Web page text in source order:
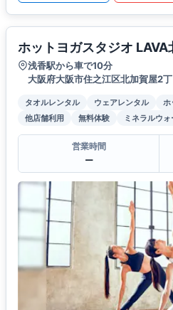
ホットヨガスタジオ LAVA
浅香駅から車で10分
大阪府大阪市住之江区北加賀屋2
タオルレンタル ウェアレンタル ホ
他店舗利用
無料体験 ミネラルウ
営業時間
ー